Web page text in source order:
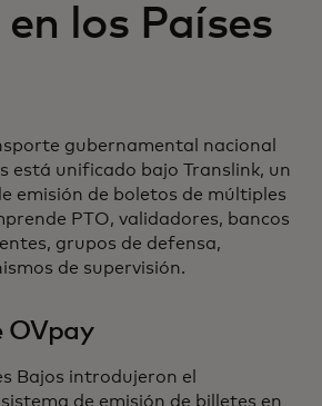
los Países
gubernamental nacional
está unificado bajo Translink, un
emisión de boletos de múltiples
PTO, validadores, bancos
grupos de defensa,
de supervisión.
OVpay
Bajos introdujeron el
de emisión de billetes en